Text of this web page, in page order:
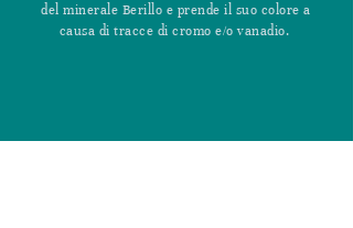
del minerale Berillo e prende il suo colore a
causa di tracce di cromo e/o vanadio.